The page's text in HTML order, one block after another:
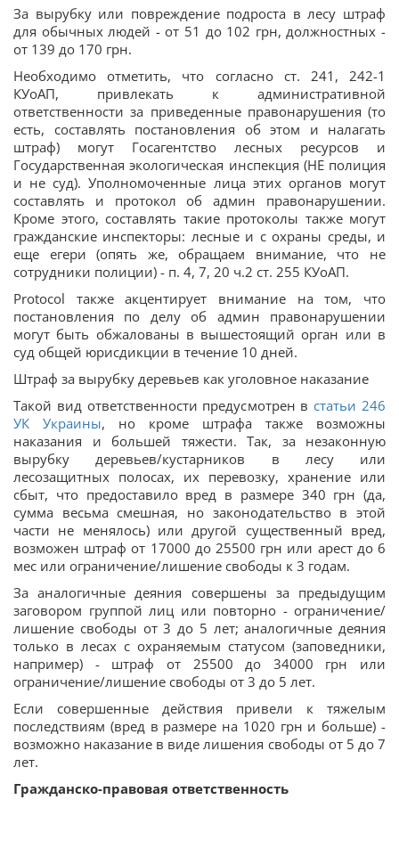
За вырубку или повреждение подроста в лесу штраф
для обычных людей - от 51 до 102 грн, должностных -
от 139 до 170 грн.
Необходимо отметить, что согласно ст. 241, 242-1
КУоАП, привлекать к административной
ответственности за приведенные правонарушения (то
есть, составлять постановления об этом и налагать
штраф) могут Госагентство лесных ресурсов и
Государственная экологическая инспекция (НЕ полиция
и не суд). Уполномоченные лица этих органов могут
составлять и протокол об админ правонарушении.
Кроме этого, составлять такие протоколы также могут
гражданские инспекторы: лесные и с охраны среды, и
еще егери (опять же, обращаем внимание, что не
сотрудники полиции) - п. 4, 7, 20 ч.2 ст. 255 КУоАП.
Protocol также акцентирует внимание на том, что
постановления по делу об админ правонарушении
могут быть обжалованы в вышестоящий орган или в
суд общей юрисдикции в течение 10 дней.
Штраф за вырубку деревьев как уголовное наказание
Такой вид ответственности предусмотрен встатьи 246
УК Украины, но кроме штрафа также возможны
наказания и большей тяжести. Так, за незаконную
вырубку деревьев/кустарников в лесу или
лесозащитных полосах, их перевозку, хранение или
сбыт, что предоставило вред в размере 340 грн (да,
сумма весьма смешная, но законодательство в этой
части не менялось) или другой существенный вред,
возможен штраф от 17000 до 25500 грн или арест до 6
мес или ограничение/лишение свободы к 3 годам.
За аналогичные деяния совершены за предыдущим
заговором группой лиц или повторно - ограничение/
лишение свободы от 3 до 5 лет; аналогичные деяния
только в лесах с охраняемым статусом (заповедники,
например) - штраф от 25500 до 34000 грн или
ограничение/лишение свободы от 3 до 5 лет.
Если совершенные действия привели к тяжелым
последствиям (вред в размере на 1020 грн и больше) -
возможно наказание в виде лишения свободы от 5 до 7
лет.
Гражданско-правовая ответственность